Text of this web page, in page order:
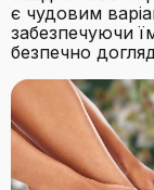
є чудовим
забезпечуючи
безпечно